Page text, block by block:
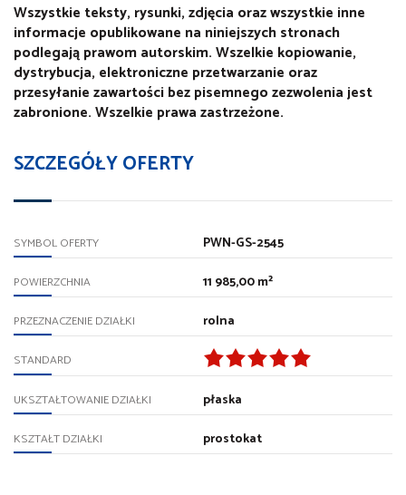
Wszystkie teksty, rysunki, zdjęcia oraz wszystkie inne
informacje opublikowane na niniejszych stronach
podlegają prawom autorskim. Wszelkie kopiowanie,
dystrybucja, elektroniczne przetwarzanie oraz
przesyłanie zawartości bez pisemnego zezwolenia jest
zabronione. Wszelkie prawa zastrzeżone.
SZCZEGÓŁY OFERTY
SYMBOL OFERTY PWN-GS-2545
POWIERZCHNIA 11 985,00 m²
PRZEZNACZENIE DZIAŁKI rolna
STANDARD
UKSZTAŁTOWANIE DZIAŁKI płaska
KSZTAŁT DZIAŁKI prostokat